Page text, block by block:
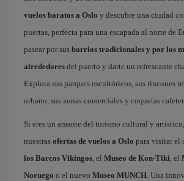
vuelos baratos a Oslo y descubre una ciudad
puertas, perfecta para una escapada al norte de
pasear por sus barrios tradicionales y por los
alrededores del puerto y darte un refrescante
Explora sus parques escultóricos, sus rincones
urbano, sus zonas comerciales y coquetas
Si eres un amante del turismo cultural y
nuestras ofertas de vuelos a Oslo para visitar el
los Barcos Vikingos , el Museo de Kon-Tiki , el
Noruego o el nuevo Museo MUNCH . Una